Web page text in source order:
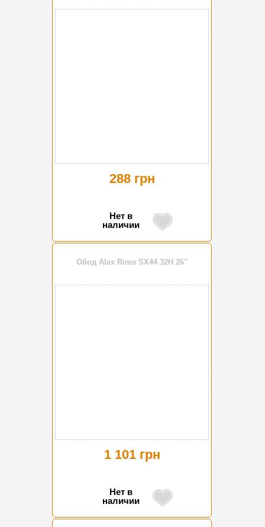
288 грн
Нет в
наличии
Обод Alex Rims SX44 32H 26"
1 101 грн
Нет в
наличии